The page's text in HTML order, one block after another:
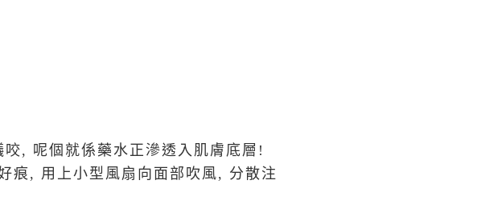
, 呢個就係藥水正滲透入肌膚底層!
痕, 用上小型風扇向面部吹風, 分散注